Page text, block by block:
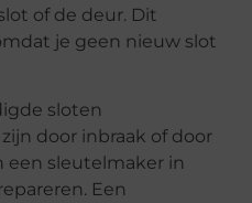
of de deur. Dit
je geen nieuw slot
sloten
door inbraak of door
een sleutelmaker in
Een